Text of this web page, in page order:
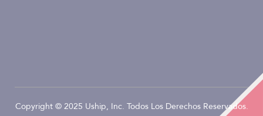
Copyright © 2025 Uship, Inc. Todos Los Derechos Reservados.